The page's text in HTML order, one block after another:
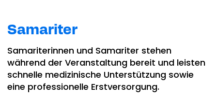
Samariter
Samariterinnen und Samariter stehen
während der Veranstaltung bereit und leisten
schnelle medizinische Unterstützung sowie
eine professionelle Erstversorgung.